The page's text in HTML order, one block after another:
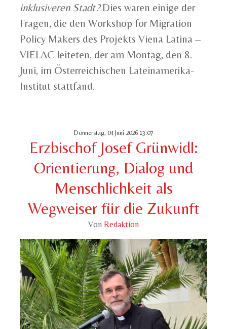
inklusiveren Stadt?Dies waren einige der
Fragen, die den Workshop for Migration
Policy Makers des Projekts Viena Latina –
VIELAC leiteten, der am Montag, den 8.
Juni, im Österreichischen Lateinamerika-
Institut stattfand.
Donnerstag, 04 Juni 2026 13:07
Erzbischof Josef Grünwidl:
Orientierung, Dialog und
Menschlichkeit als
Wegweiser für die Zukunft
Von Redaktion